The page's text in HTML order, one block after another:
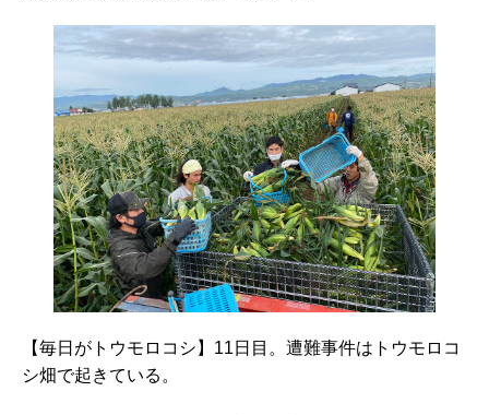
【毎日がトウモロコシ】11日目。遭難事件はトウモロコ
シ畑で起きている。